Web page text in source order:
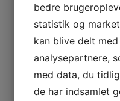
bedre
statistik og
kan blive delt
analysepartnere,
med data, du
de har indsamlet